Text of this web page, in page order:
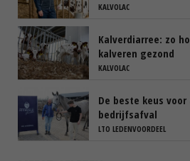
KALVOLAC
Kalverdiarree: zo
kalveren gezond
KALVOLAC
De beste keus
bedrijfsafval
LTO LEDENVOORDEEL